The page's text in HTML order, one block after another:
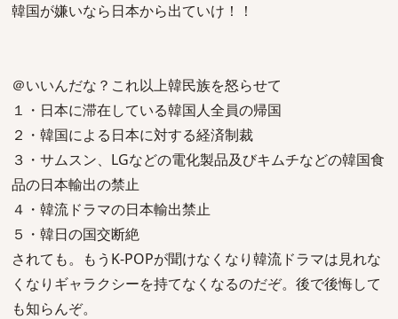
韓国が嫌いなら日本から出ていけ！！
＠いいんだな？これ以上韓民族を怒らせて
１・日本に滞在している韓国人全員の帰国
２・韓国による日本に対する経済制裁
３・サムスン、LGなどの電化製品及びキムチなどの韓国食
品の日本輸出の禁止
４・韓流ドラマの日本輸出禁止
５・韓日の国交断絶
されても。もうK-POPが聞けなくなり韓流ドラマは見れな
くなりギャラクシーを持てなくなるのだぞ。後で後悔して
も知らんぞ。